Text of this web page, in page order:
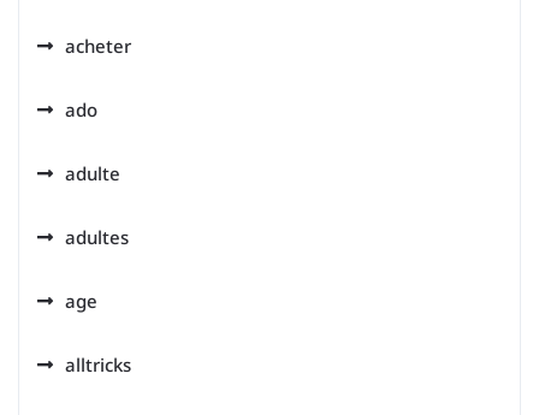
acheter
ado
adulte
adultes
age
alltricks